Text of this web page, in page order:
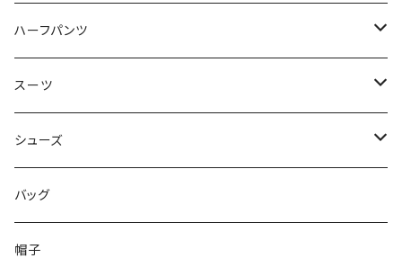
50/XL～
48/L
50/XL～
46/M
48/L
50/XL～
～44/S
46/M
48/L
50/XL～
ハーフパンツ
～44/S
46/M
48/L
50/XL～
スーツ
～44/S
46/M
48/L
シューズ
～25.5cm
26cm～
バッグ
帽子